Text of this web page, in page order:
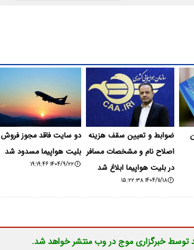
ضوابط و تعیین سقف هزینه
اصلاح نام و مشخصات مسافر
در بلیت هواپیما ابلاغ شد
۱۴۰۴/۱۱/۱۸ ۱۵:۲۲:۳۸
دو سایت فاقد مجوز فروش
بلیت هواپیما مسدود شد
۱۴۰۴/۹/۲۲ ۱۹:۱۹:۴۶
توسط خبرگزاری موج در وب منتشر خواهد شد.